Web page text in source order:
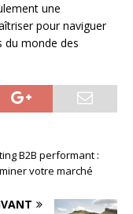
une
pour naviguer
du monde des
B2B performant :
votre marché